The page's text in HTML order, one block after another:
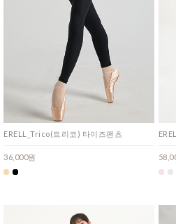
ERELL_Trico(트리코) 타이즈팬츠
36,000원